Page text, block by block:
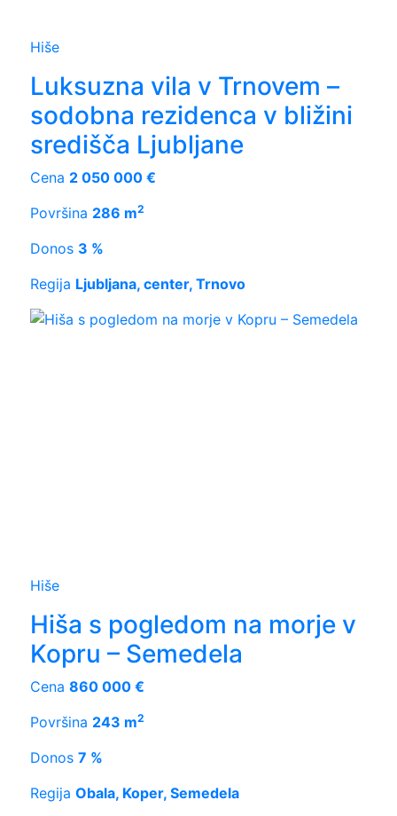
Hiše
Luksuzna vila v Trnovem –
sodobna rezidenca v bližini
središča Ljubljane
Cena 2 050 000 €
Površina 286 m2
Donos 3 %
Regija Ljubljana, center, Trnovo
Hiše
Hiša s pogledom na morje v
Kopru – Semedela
Cena 860 000 €
Površina 243 m2
Donos 7 %
Regija Obala, Koper, Semedela